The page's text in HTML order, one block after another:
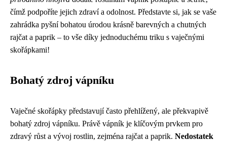
čímž podpoříte jejich zdraví a odolnost. Představte si, jak se vaše
zahrádka pyšní bohatou úrodou krásně barevných a chutných
rajčat a paprik – to vše díky jednoduchému triku s vaječnými
skořápkami!
Bohatý zdroj vápníku
Vaječné skořápky představují často přehlížený, ale překvapivě
bohatý zdroj vápníku. Právě vápník je klíčovým prvkem pro
zdravý růst a vývoj rostlin, zejména rajčat a paprik. Nedostatek